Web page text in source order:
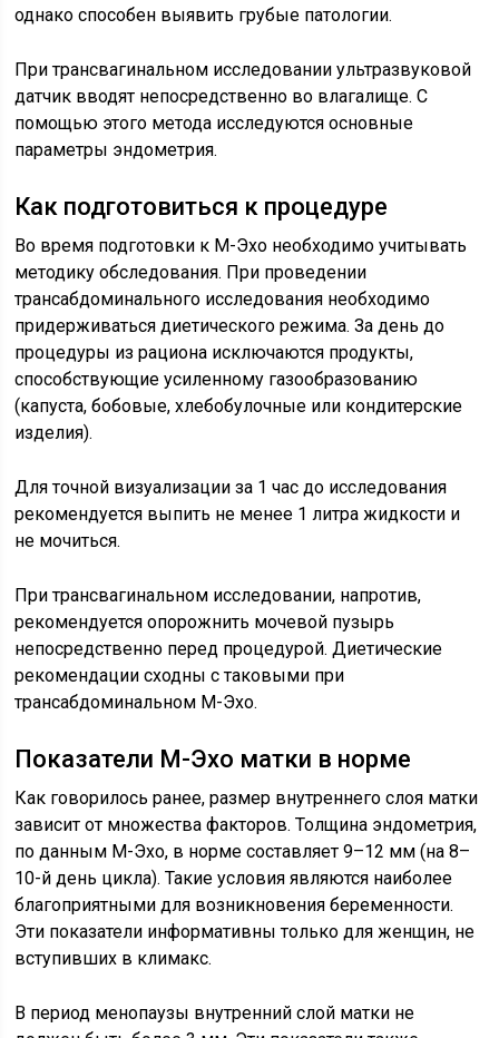
однако способен выявить грубые патологии.
При трансвагинальном исследовании ультразвуковой
датчик вводят непосредственно во влагалище. С
помощью этого метода исследуются основные
параметры эндометрия.
Как подготовиться к процедуре
Во время подготовки к М-Эхо необходимо учитывать
методику обследования. При проведении
трансабдоминального исследования необходимо
придерживаться диетического режима. За день до
процедуры из рациона исключаются продукты,
способствующие усиленному газообразованию
(капуста, бобовые, хлебобулочные или кондитерские
изделия).
Для точной визуализации за 1 час до исследования
рекомендуется выпить не менее 1 литра жидкости и
не мочиться.
При трансвагинальном исследовании, напротив,
рекомендуется опорожнить мочевой пузырь
непосредственно перед процедурой. Диетические
рекомендации сходны с таковыми при
трансабдоминальном М-Эхо.
Показатели М-Эхо матки в норме
Как говорилось ранее, размер внутреннего слоя матки
зависит от множества факторов. Толщина эндометрия,
по данным М-Эхо, в норме составляет 9–12 мм (на 8–
10-й день цикла). Такие условия являются наиболее
благоприятными для возникновения беременности.
Эти показатели информативны только для женщин, не
вступивших в климакс.
В период менопаузы внутренний слой матки не